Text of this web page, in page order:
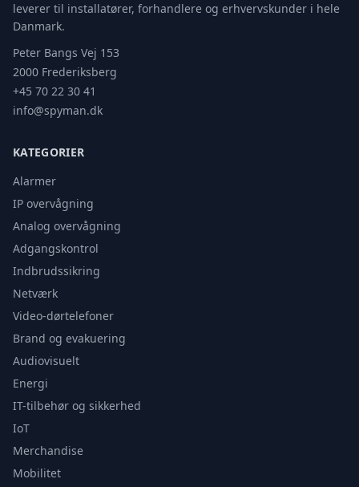
leverer til installatører, forhandlere og erhvervskunder i hele
Danmark.
Peter Bangs Vej 153
2000 Frederiksberg
+45 70 22 30 41
info@spyman.dk
KATEGORIER
Alarmer
IP overvågning
Analog overvågning
Adgangskontrol
Indbrudssikring
Netværk
Video-dørtelefoner
Brand og evakuering
Audiovisuelt
Energi
IT-tilbehør og sikkerhed
IoT
Merchandise
Mobilitet